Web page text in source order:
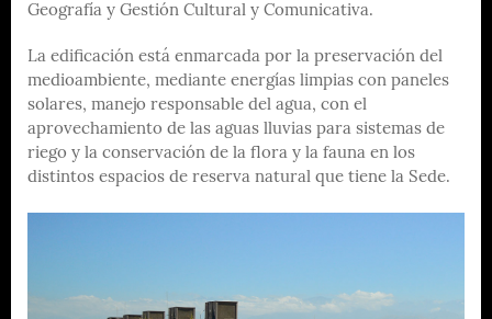
Geografía y Gestión Cultural y Comunicativa.
La edificación está enmarcada por la preservación del
medioambiente, mediante energías limpias con paneles
solares, manejo responsable del agua, con el
aprovechamiento de las aguas lluvias para sistemas de
riego y la conservación de la flora y la fauna en los
distintos espacios de reserva natural que tiene la Sede.